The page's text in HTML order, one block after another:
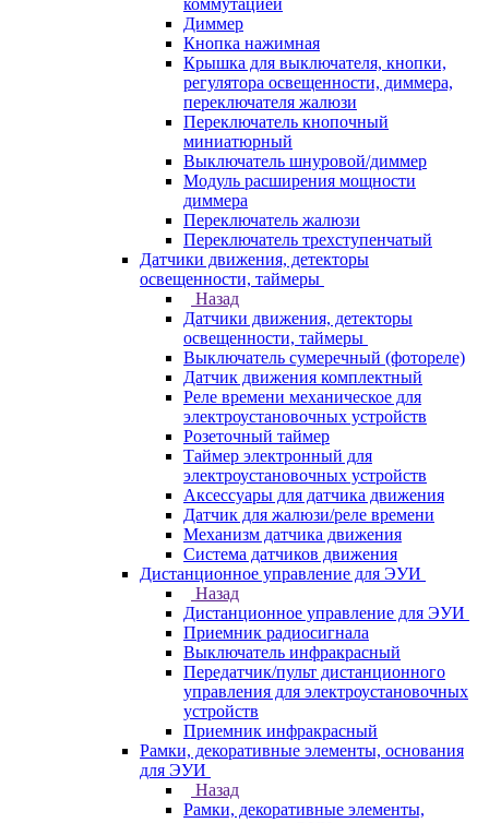
коммутацией
Диммер
Кнопка нажимная
Крышка для выключателя, кнопки,
регулятора освещенности, диммера,
переключателя жалюзи
Переключатель кнопочный
миниатюрный
Выключатель шнуровой/диммер
Модуль расширения мощности
диммера
Переключатель жалюзи
Переключатель трехступенчатый
Датчики движения, детекторы
освещенности, таймеры
Назад
Датчики движения, детекторы
освещенности, таймеры
Выключатель сумеречный (фотореле)
Датчик движения комплектный
Реле времени механическое для
электроустановочных устройств
Розеточный таймер
Таймер электронный для
электроустановочных устройств
Аксессуары для датчика движения
Датчик для жалюзи/реле времени
Механизм датчика движения
Система датчиков движения
Дистанционное управление для ЭУИ
Назад
Дистанционное управление для ЭУИ
Приемник радиосигнала
Выключатель инфракрасный
Передатчик/пульт дистанционного
управления для электроустановочных
устройств
Приемник инфракрасный
Рамки, декоративные элементы, основания
для ЭУИ
Назад
Рамки, декоративные элементы,